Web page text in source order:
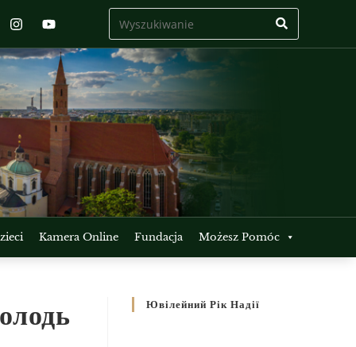
Kamera Online Fundacja Możesz Pomóc
Ювілейний Рік Надії